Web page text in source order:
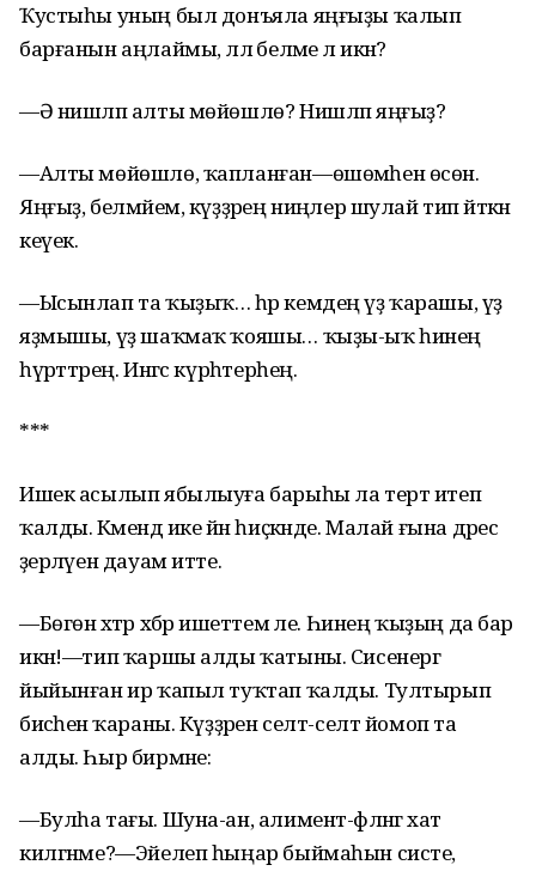
Ҡустыһы уның был донъяла яңғыҙы ҡалып
барғанын аңлаймы, әллә беләме лә икән?
—Ә нишләп алты мөйөшлө? Нишләп яңғыҙ?
—Алты мөйөшлө, ҡапланған—өшөмәһен өсөн.
Яңғыҙ, белмәйем, күҙҙәрең ниңәлер шулай тип әйткән
кеүек.
—Ысынлап та ҡыҙыҡ… һәр кемдең үҙ ҡарашы, үҙ
яҙмышы, үҙ шаҡмаҡ ҡояшы… ҡыҙы-ыҡ һинең
һүрәттәрең. Ингәс күрһәтерһең.
***
Ишек асылып ябылыуға барыһы ла терт итеп
ҡалды. Кәмендә ике йән һиҫкәнде. Малай ғына дәрес
әҙерләүен дауам итте.
—Бөгөн хәтәр хәбәр ишеттем әле. Һинең ҡыҙың да бар
икән!—тип ҡаршы алды ҡатыны. Сисенергә
йыйынған ир ҡапыл туҡтап ҡалды. Тултырып
бисәһенә ҡараны. Күҙҙәрен селт-селт йомоп та
алды. Һыр бирмәне:
—Булһа тағы. Шуна-ан, алимент-фәләнгә хат
килгәнме?—Эйелеп һыңар быймаһын систе,